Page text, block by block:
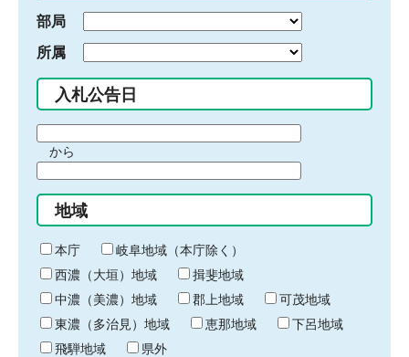
部局
所属
入札公告日
間
始
り
から
間
終
わ
り
地域
本庁
岐阜地域（本庁除く）
西濃（大垣）地域
揖斐地域
中濃（美濃）地域
郡上地域
可茂地域
東濃（多治見）地域
恵那地域
下呂地域
飛騨地域
県外